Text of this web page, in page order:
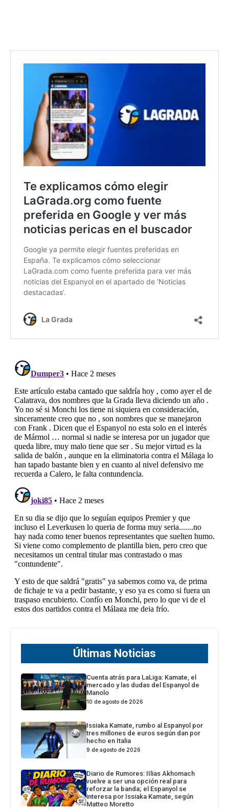
Últimas Noticias
Cuenta atrás para LaLiga: Kamate, el
mercado y las dudas del Espanyol de
Manolo
10 de agosto de 2026
Issiaka Kamate, rumbo al Espanyol por
tres millones de euros según dan por
hecho en Italia
9 de agosto de 2026
Diario de Rumores: IIlias Akhomach
vuelve a ser una opción real para
reforzar la banda; el Espanyol se
interesa por Issiaka Kamate, según
Matteo Moretto